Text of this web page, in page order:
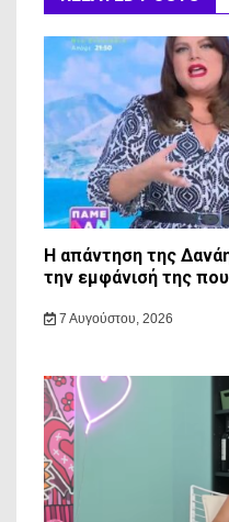
Η απάντηση της
την εμφάνισή της
7 Αυγούστου, 2026